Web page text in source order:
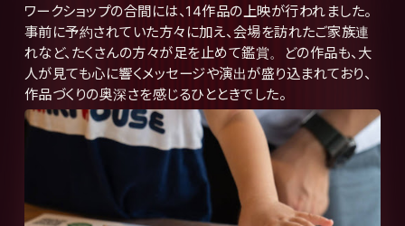
ワークショップの合間には、14作品の上映が行われました。
事前に予約されていた方々に加え、会場を訪れたご家族連
れなど、たくさんの方々が足を止めて鑑賞。どの作品も、大
人が見ても心に響くメッセージや演出が盛り込まれており、
作品づくりの奥深さを感じるひとときでした。